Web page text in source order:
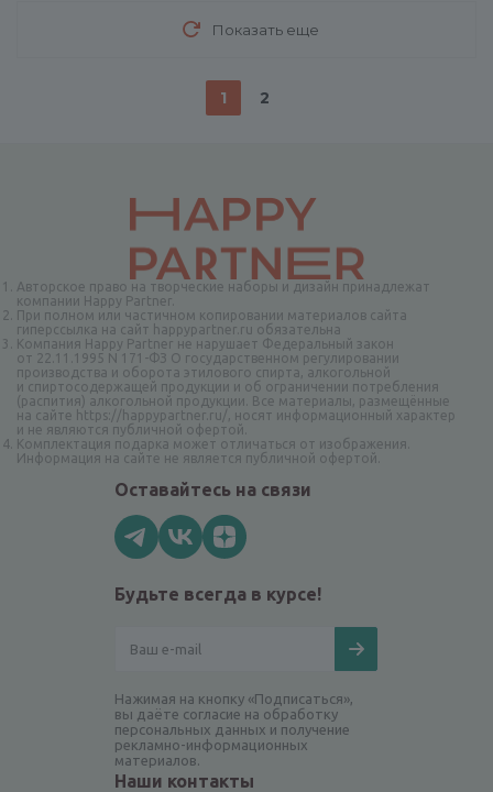
Показать еще
1 2
Авторское право на творческие наборы и дизайн принадлежат
компании Happy Partner.
При полном или частичном копировании материалов сайта
гиперссылка на сайт happypartner.ru обязательна
Компания Happy Partner не нарушает Федеральный закон
от 22.11.1995 N 171-ФЗ О государственном регулировании
производства и оборота этилового спирта, алкогольной
и спиртосодержащей продукции и об ограничении потребления
(распития) алкогольной продукции. Все материалы, размещённые
на сайте https://happypartner.ru/, носят информационный характер
и не являются публичной офертой.
Комплектация подарка может отличаться от изображения.
Информация на сайте не является публичной офертой.
Оставайтесь на связи
Будьте всегда в курсе!
Нажимая на кнопку «Подписаться»,
вы даёте согласие на обработку
персональных данных и получение
рекламно-информационных
материалов.
Наши контакты